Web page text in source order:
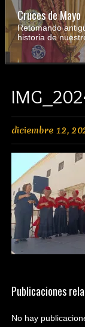
Cruces de Mayo
Retomando
historia de
diciembre 12,
Publicaciones
No hay